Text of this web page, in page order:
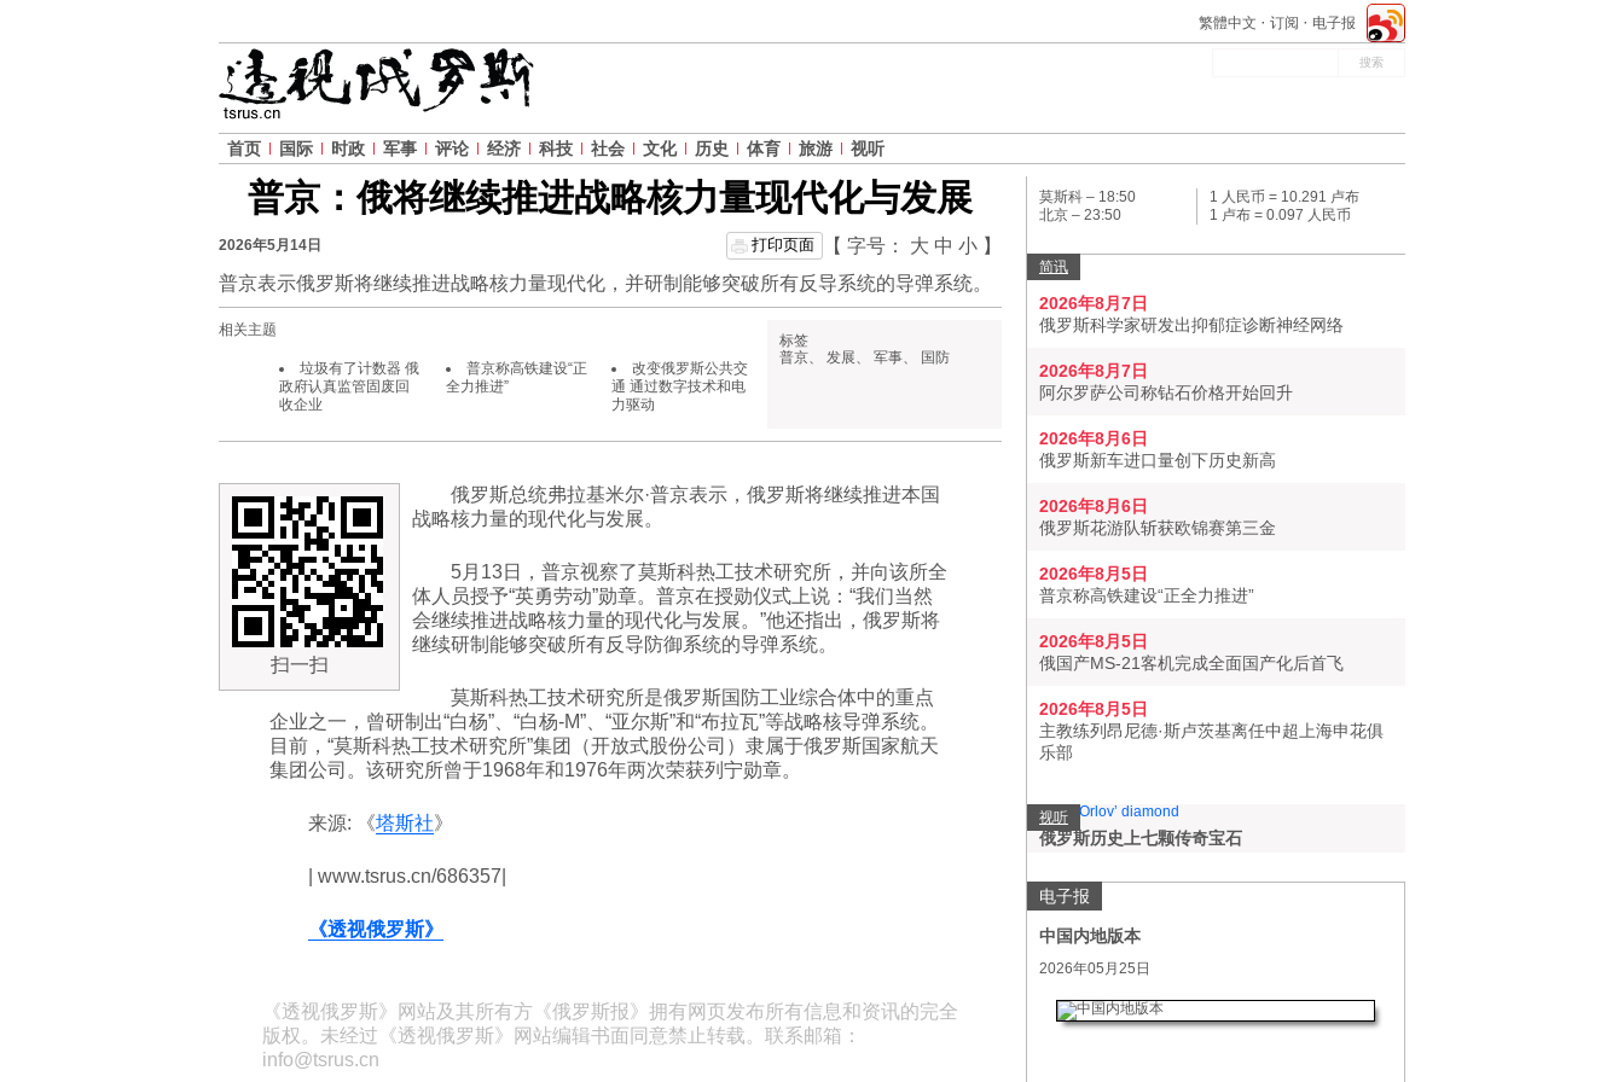
繁體中文 订阅 电子报
首页 国际 时政 军事 评论 经济 科技 社会 文化 历史 体育 旅游 视听
普京：俄将继续推进战略核力量现代化与发展
2026年5月14日 【 字号： 大 中 小 】
打印页面
普京表示俄罗斯将继续推进战略核力量现代化，并研制能够突破所有反导系统的导弹系统。
相关主题
垃圾有了计数器 俄
政府认真监管固废回
收企业
普京称高铁建设“正
全力推进”
改变俄罗斯公共交
通 通过数字技术和电
力驱动
标签
普京、 发展、 军事、 国防
扫一扫
俄罗斯总统弗拉基米尔·普京表示，俄罗斯将继续推进本国
战略核力量的现代化与发展。
5月13日，普京视察了莫斯科热工技术研究所，并向该所全
体人员授予“英勇劳动”勋章。普京在授勋仪式上说：“我们当然
会继续推进战略核力量的现代化与发展。”他还指出，俄罗斯将
继续研制能够突破所有反导防御系统的导弹系统。
莫斯科热工技术研究所是俄罗斯国防工业综合体中的重点
企业之一，曾研制出“白杨”、“白杨-M”、“亚尔斯”和“布拉瓦”等战略核导弹系统。
目前，“莫斯科热工技术研究所”集团（开放式股份公司）隶属于俄罗斯国家航天
集团公司。该研究所曾于1968年和1976年两次荣获列宁勋章。
来源: 《塔斯社》
| www.tsrus.cn/686357|
《透视俄罗斯》
《透视俄罗斯》网站及其所有方《俄罗斯报》拥有网页发布所有信息和资讯的完全
版权。未经过《透视俄罗斯》网站编辑书面同意禁止转载。联系邮箱：
info@tsrus.cn
莫斯科 – 18:50
北京 – 23:50
1 人民币 = 10.291 卢布
1 卢布 = 0.097 人民币
简讯
2026年8月7日
俄罗斯科学家研发出抑郁症诊断神经网络
2026年8月7日
阿尔罗萨公司称钻石价格开始回升
2026年8月6日
俄罗斯新车进口量创下历史新高
2026年8月6日
俄罗斯花游队斩获欧锦赛第三金
2026年8月5日
普京称高铁建设“正全力推进”
2026年8月5日
俄国产MS-21客机完成全面国产化后首飞
2026年8月5日
主教练列昂尼德·斯卢茨基离任中超上海申花俱
乐部
视听
俄罗斯历史上七颗传奇宝石
电子报
中国内地版本
2026年05月25日